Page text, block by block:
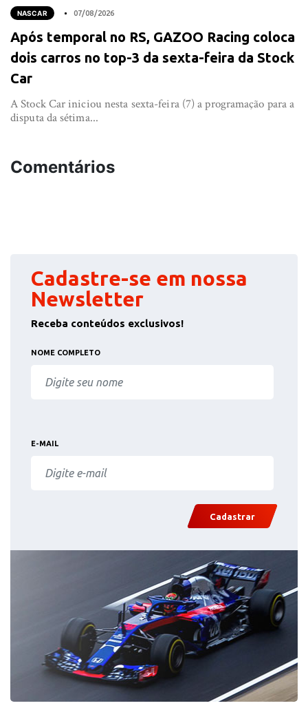
NASCAR 07/08/2026
Após temporal no RS, GAZOO Racing coloca
dois carros no top-3 da sexta-feira da Stock
Car
A Stock Car iniciou nesta sexta-feira (7) a programação para a
disputa da sétima...
Comentários
Cadastre-se em nossa
Newsletter
Receba conteúdos exclusivos!
NOME COMPLETO
E-MAIL
Cadastrar